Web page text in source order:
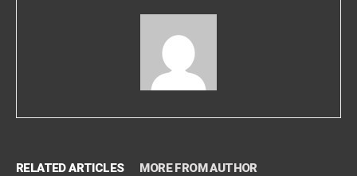
RELATED ARTICLES MORE FROM AUTHOR